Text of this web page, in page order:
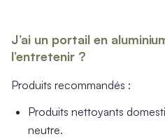
J’ai un portail en
l’entretenir ?
Produits recommandés :
Produits nettoyants
neutre.